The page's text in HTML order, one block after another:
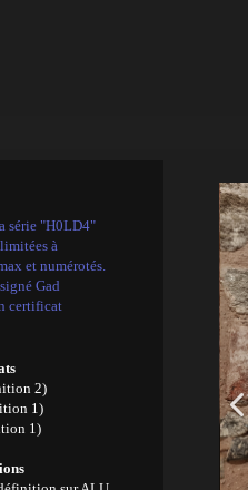
série "H0LD4"
à
et numérotés.
Gad
certificat
2)
1)
1)